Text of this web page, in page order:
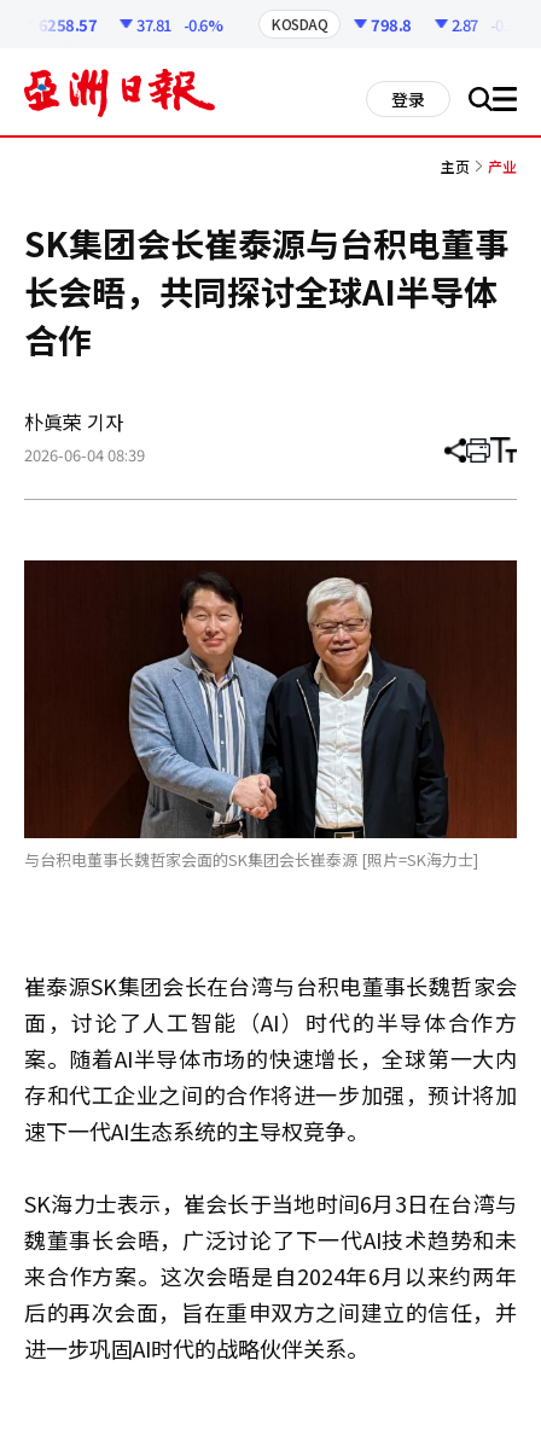
6258.57 37.81 -0.6% KOSDAQ 798.8 2.87 -0.36%
登录 搜 all
主页 产业
SK集团会长崔泰源与台积电董事
长会晤，共同探讨全球AI半导体
合作
朴眞荣 기자
2026-06-04 08:39 分
章
打 调
小
与台积电董事长魏哲家会面的SK集团会长崔泰源 [照片=SK海力士]
崔泰源SK集团会长在台湾与台积电董事长魏哲家会
面，讨论了人工智能（AI）时代的半导体合作方
案。随着AI半导体市场的快速增长，全球第一大内
存和代工企业之间的合作将进一步加强，预计将加
速下一代AI生态系统的主导权竞争。
SK海力士表示，崔会长于当地时间6月3日在台湾与
魏董事长会晤，广泛讨论了下一代AI技术趋势和未
来合作方案。这次会晤是自2024年6月以来约两年
后的再次会面，旨在重申双方之间建立的信任，并
进一步巩固AI时代的战略伙伴关系。